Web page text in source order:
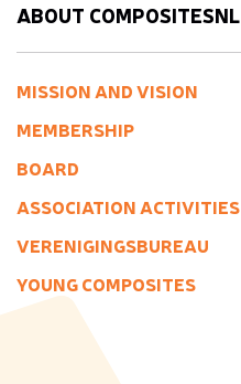
ABOUT COMPOSITESNL
MISSION AND VISION
MEMBERSHIP
BOARD
ASSOCIATION ACTIVITIES
VERENIGINGSBUREAU
YOUNG COMPOSITES